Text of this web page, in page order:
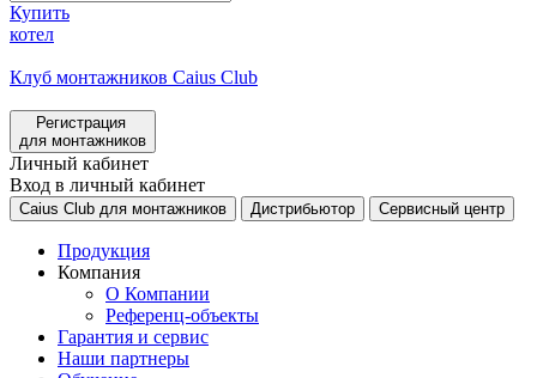
Купить
котел
Клуб монтажников Caius Club
Регистрация
для монтажников
Личный кабинет
Вход в личный кабинет
Caius Club для монтажников Дистрибьютор Сервисный центр
Продукция
Компания
О Компании
Референц-объекты
Гарантия и сервис
Наши партнеры